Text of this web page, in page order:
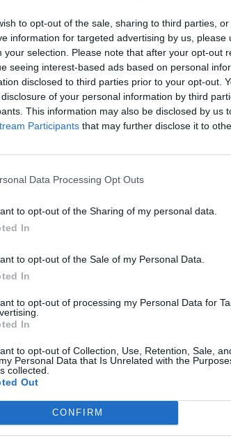
to opt-out of the sale, sharing to third parties,
information for targeted advertising by us,
your selection. Please note that after your opt-out
seeing interest-based ads based on personal
disclosed to third parties prior to your opt-out.
of your personal information by third
This information may also be disclosed by us
Participants that may further disclose it to
Data Processing Opt Outs
to opt-out of the Sharing of my personal data.
In
to opt-out of the Sale of my Personal Data.
In
to opt-out of processing my Personal Data for
In
to opt-out of Collection, Use, Retention, Sale,
Personal Data that Is Unrelated with the
collected.
Out
CONFIRM
Aerosmith